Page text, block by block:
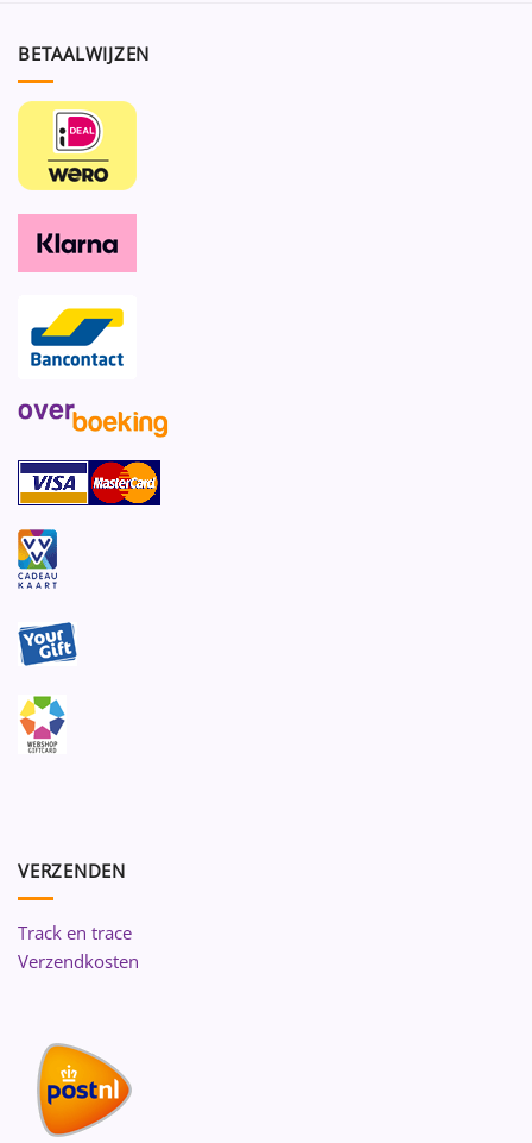
BETAALWIJZEN
VERZENDEN
Track en trace
Verzendkosten